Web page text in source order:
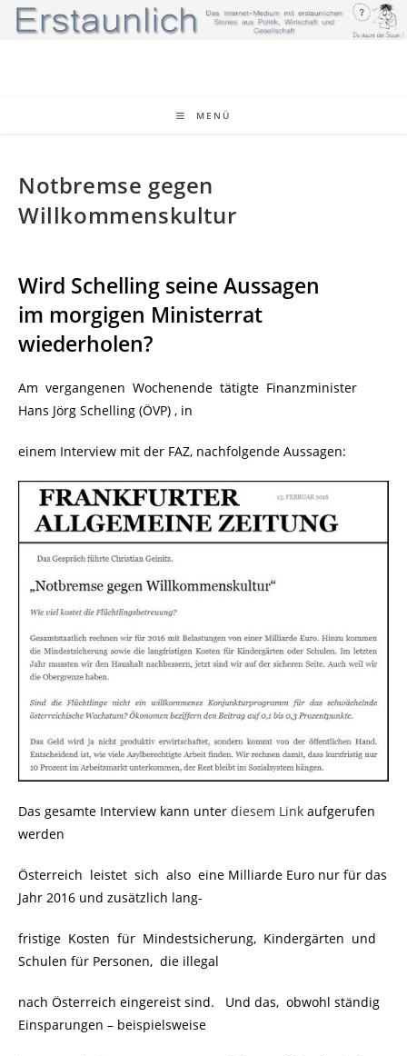
Zum
Inhalt
MENÜ
Notbremse gegen
Willkommenskultur
Wird Schelling seine Aussagen
im morgigen Ministerrat
wiederholen?
Am vergangenen Wochenende tätigte Finanzminister
Hans Jörg Schelling (ÖVP) , in
einem Interview mit der FAZ, nachfolgende Aussagen:
Das gesamte Interview kann unter diesem Link aufgerufen
werden
Österreich leistet sich also eine Milliarde Euro nur für das
Jahr 2016 und zusätzlich lang-
fristige Kosten für Mindestsicherung, Kindergärten und
Schulen für Personen, die illegal
nach Österreich eingereist sind. Und das, obwohl ständig
Einsparungen – beispielsweise